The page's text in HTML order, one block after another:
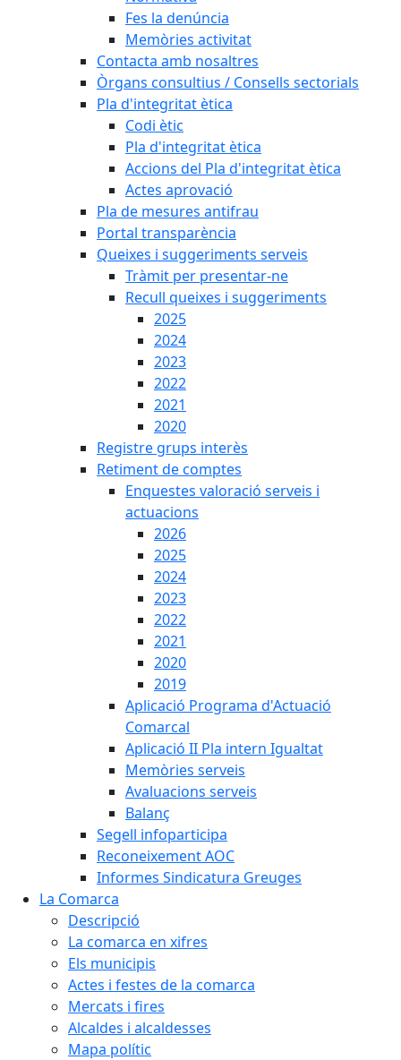
Fes la denúncia
Memòries activitat
Contacta amb nosaltres
Òrgans consultius / Consells sectorials
Pla d'integritat ètica
Codi ètic
Pla d'integritat ètica
Accions del Pla d'integritat ètica
Actes aprovació
Pla de mesures antifrau
Portal transparència
Queixes i suggeriments serveis
Tràmit per presentar-ne
Recull queixes i suggeriments
2025
2024
2023
2022
2021
2020
Registre grups interès
Retiment de comptes
Enquestes valoració serveis i
actuacions
2026
2025
2024
2023
2022
2021
2020
2019
Aplicació Programa d'Actuació
Comarcal
Aplicació II Pla intern Igualtat
Memòries serveis
Avaluacions serveis
Balanç
Segell infoparticipa
Reconeixement AOC
Informes Sindicatura Greuges
La Comarca
Descripció
La comarca en xifres
Els municipis
Actes i festes de la comarca
Mercats i fires
Alcaldes i alcaldesses
Mapa polític